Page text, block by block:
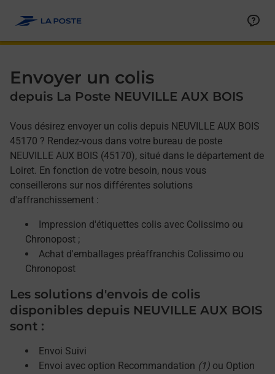
Envoyer un colis
depuis La Poste NEUVILLE AUX BOIS
Vous désirez envoyer un colis depuis NEUVILLE AUX BOIS
45170 ? Rendez-vous dans votre bureau de poste
NEUVILLE AUX BOIS (45170), situé dans le département de
Loiret. En fonction de votre besoin, nous vous
conseillerons sur nos différentes solutions
d'affranchissement :
Impression d'étiquettes colis avec Colissimo ou
Chronopost ;
Achat d'emballages préaffranchis Colissimo ou
Chronopost
Les solutions d'envois de colis
disponibles depuis NEUVILLE AUX BOIS
sont :
Envoi Suivi
Envoi avec option Recommandation (1) ou Option